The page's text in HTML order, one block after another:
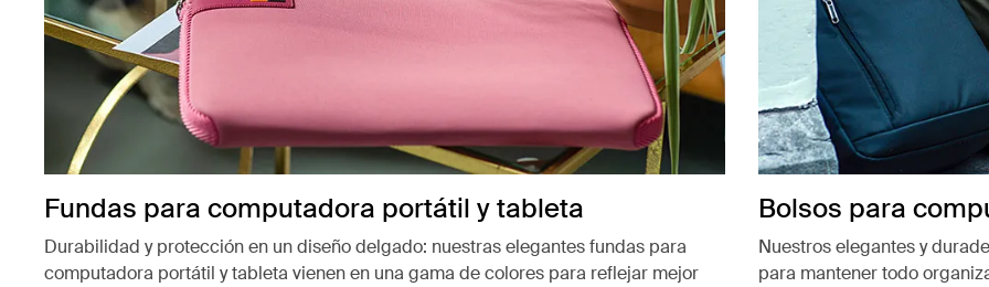
Fundas para computadora portátil y tableta
Durabilidad y protección en un diseño delgado: nuestras elegantes fundas para
computadora portátil y tableta vienen en una gama de colores para reflejar mejor
Bolsos para
Nuestros elegantes y
para mantener todo